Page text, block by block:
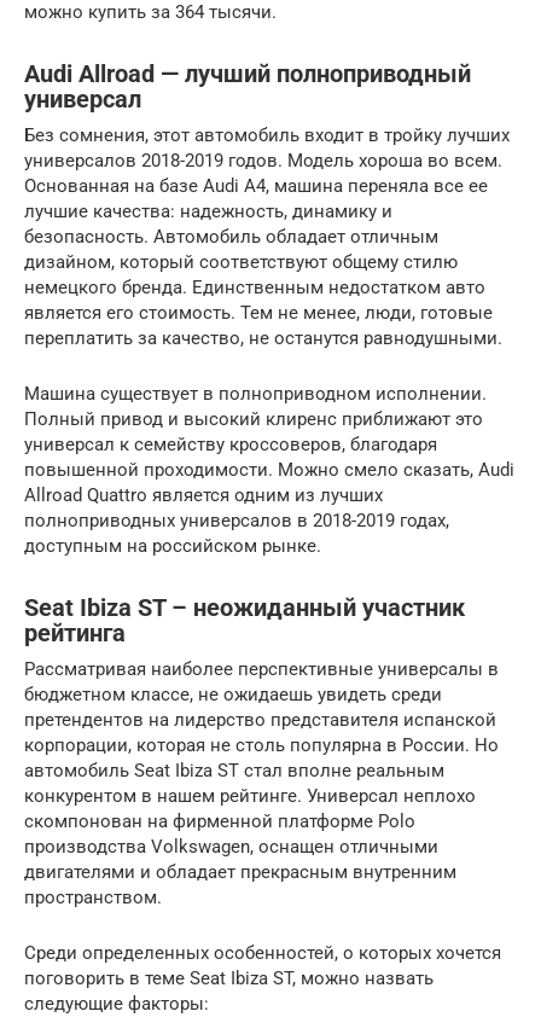
можно купить за 364 тысячи.
Audi Allroad — лучший полноприводный
универсал
Без сомнения, этот автомобиль входит в тройку лучших
универсалов 2018-2019 годов. Модель хороша во всем.
Основанная на базе Audi A4, машина переняла все ее
лучшие качества: надежность, динамику и
безопасность. Автомобиль обладает отличным
дизайном, который соответствуют общему стилю
немецкого бренда. Единственным недостатком авто
является его стоимость. Тем не менее, люди, готовые
переплатить за качество, не останутся равнодушными.
Машина существует в полноприводном исполнении.
Полный привод и высокий клиренс приближают это
универсал к семейству кроссоверов, благодаря
повышенной проходимости. Можно смело сказать, Audi
Allroad Quattro является одним из лучших
полноприводных универсалов в 2018-2019 годах,
доступным на российском рынке.
Seat Ibiza ST – неожиданный участник
рейтинга
Рассматривая наиболее перспективные универсалы в
бюджетном классе, не ожидаешь увидеть среди
претендентов на лидерство представителя испанской
корпорации, которая не столь популярна в России. Но
автомобиль Seat Ibiza ST стал вполне реальным
конкурентом в нашем рейтинге. Универсал неплохо
скомпонован на фирменной платформе Polo
производства Volkswagen, оснащен отличными
двигателями и обладает прекрасным внутренним
пространством.
Среди определенных особенностей, о которых хочется
поговорить в теме Seat Ibiza ST, можно назвать
следующие факторы: